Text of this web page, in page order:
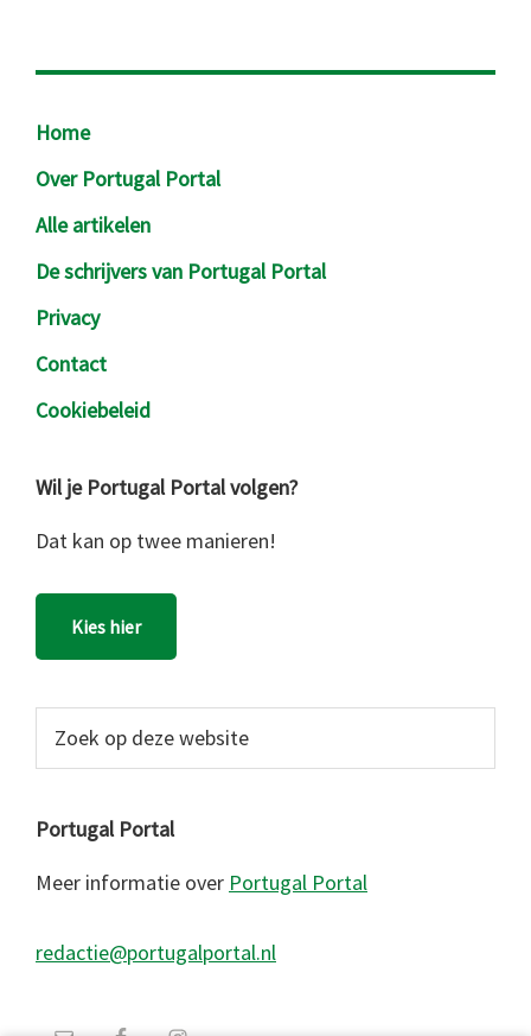
Footer
Home
Over Portugal Portal
Alle artikelen
De schrijvers van Portugal Portal
Privacy
Contact
Cookiebeleid
Wil je Portugal Portal volgen?
Dat kan op twee manieren!
Kies hier
website
Portugal Portal
Meer informatie over Portugal Portal
redactie@portugalportal.nl